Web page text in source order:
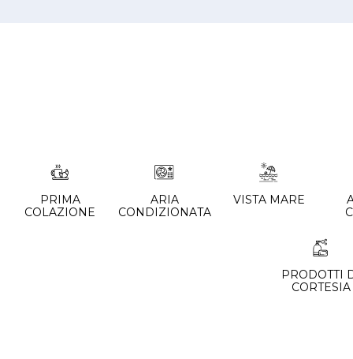
PRIMA
COLAZIONE
ARIA
CONDIZIONATA
VISTA MARE
PRODOTTI
CORTESIA